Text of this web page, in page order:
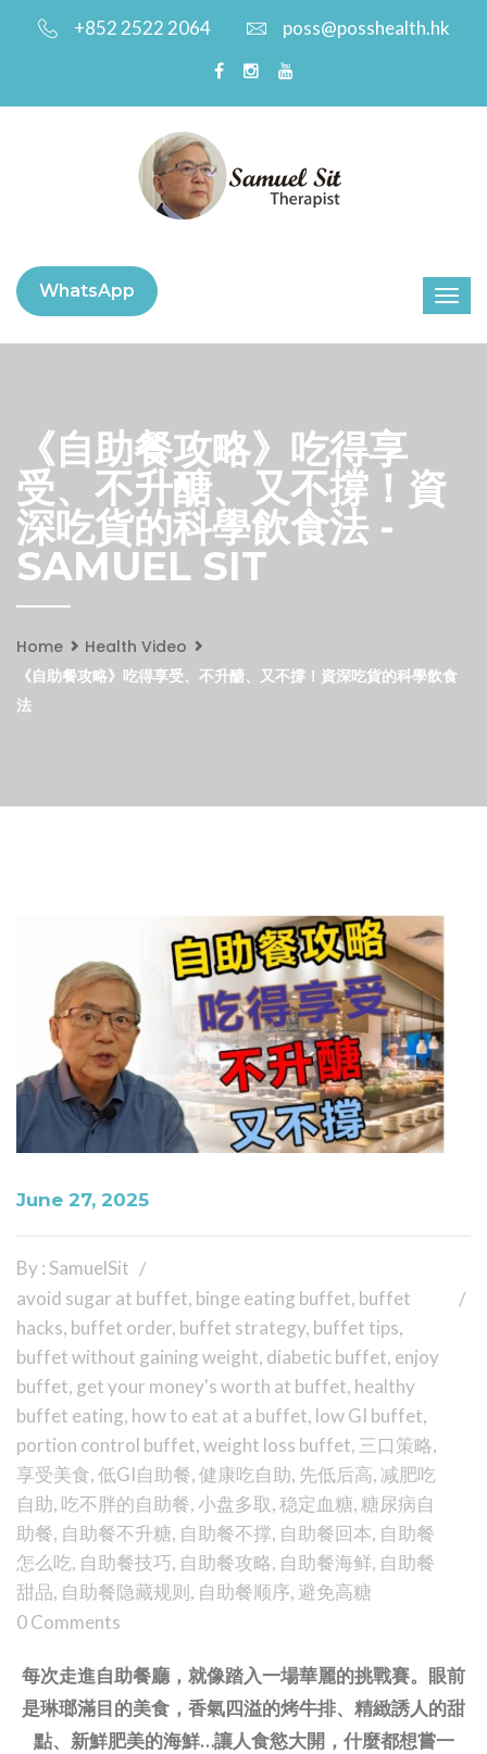
+852 2522 2064 poss@posshealth.hk
WhatsApp
《自助餐攻略》吃得享
受、不升醣、又不撐！資
深吃貨的科學飲食法 -
SAMUEL SIT
Home
Health Video
《自助餐攻略》吃得享受、不升醣、又不撐！資深吃貨的科學飲食
法
June 27, 2025
By : SamuelSit
avoid sugar at buffet, binge eating buffet, buffet
hacks, buffet order, buffet strategy, buffet tips,
buffet without gaining weight, diabetic buffet, enjoy
buffet, get your money's worth at buffet, healthy
buffet eating, how to eat at a buffet, low GI buffet,
portion control buffet,weight loss buffet, 三口策略,
享受美食,低GI自助餐,健康吃自助, 先低后高,减肥吃
自助, 吃不胖的自助餐,小盘多取,稳定血糖,糖尿病自
助餐, 自助餐不升糖, 自助餐不撑, 自助餐回本, 自助餐
怎么吃, 自助餐技巧, 自助餐攻略, 自助餐海鲜, 自助餐
甜品, 自助餐隐藏规则, 自助餐顺序, 避免高糖
0 Comments
每次走進自助餐廳，就像踏入一場華麗的挑戰賽。眼前
是琳瑯滿目的美食，香氣四溢的烤牛排、精緻誘人的甜
點、新鮮肥美的海鮮…讓人食慾大開，什麼都想嘗一